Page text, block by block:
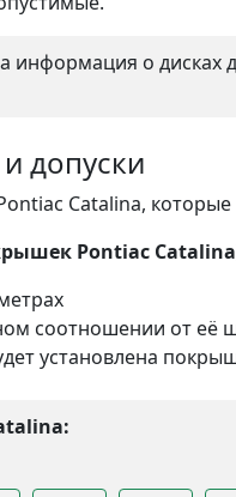
о дисках
допуски
Catalina, которые
Pontiac
соотношении от её
установлена